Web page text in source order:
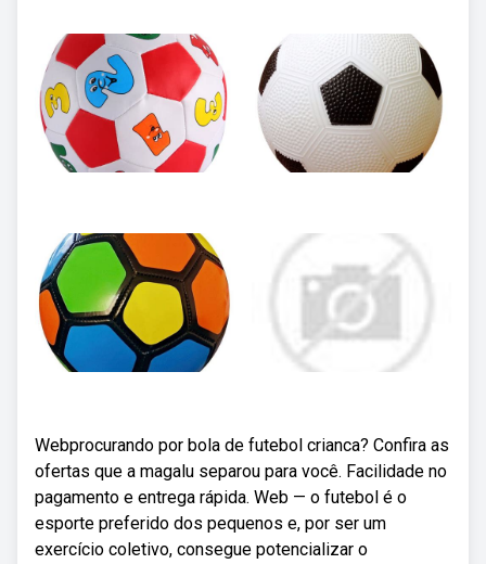
Webprocurando por bola de futebol crianca? Confira as
ofertas que a magalu separou para você. Facilidade no
pagamento e entrega rápida. Web — o futebol é o
esporte preferido dos pequenos e, por ser um
exercício coletivo, consegue potencializar o